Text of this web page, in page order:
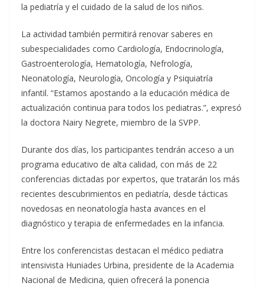
la pediatría y el cuidado de la salud de los niños.
La actividad también permitirá renovar saberes en
subespecialidades como Cardiología, Endocrinología,
Gastroenterología, Hematología, Nefrología,
Neonatología, Neurología, Oncología y Psiquiatría
infantil. “Estamos apostando a la educación médica de
actualización continua para todos los pediatras.”, expresó
la doctora Nairy Negrete, miembro de la SVPP.
Durante dos días, los participantes tendrán acceso a un
programa educativo de alta calidad, con más de 22
conferencias dictadas por expertos, que tratarán los más
recientes descubrimientos en pediatría, desde tácticas
novedosas en neonatología hasta avances en el
diagnóstico y terapia de enfermedades en la infancia.
Entre los conferencistas destacan el médico pediatra
intensivista Huniades Urbina, presidente de la Academia
Nacional de Medicina, quien ofrecerá la ponencia